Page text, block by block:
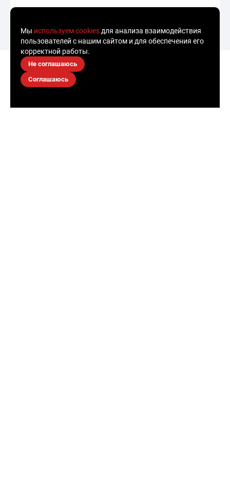
от 990 ₽ 9 990 ₽
Мы используем cookies для анализа взаимодействия
пользователей с нашим сайтом и для обеспечения его
корректной работы.
Не соглашаюсь
Соглашаюсь